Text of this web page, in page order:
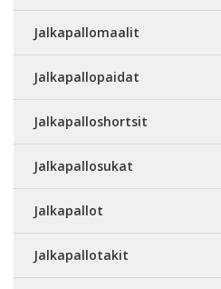
Jalkapallomaalit
Jalkapallopaidat
Jalkapalloshortsit
Jalkapallosukat
Jalkapallot
Jalkapallotakit